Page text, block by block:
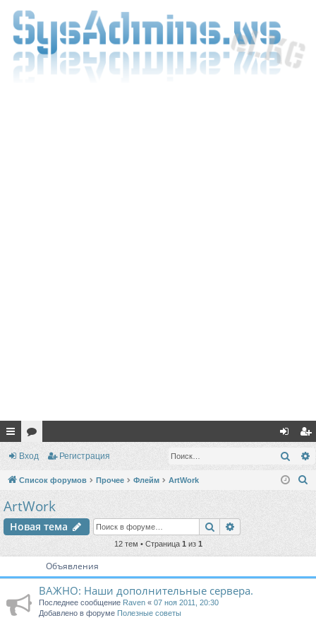
с
ы
и
ор хо
д
ег
ис
Вход Регистрация
Список форумов Прочее Флейм ArtWork
ArtWork
Новая тема Поиск
12 тем • Страница 1 из 1
Объявления
ВАЖНО: Наши дополнительные сервера.
Последнее сообщение Raven « 07 ноя 2011, 20:30
Добавлено в форуме Полезные советы